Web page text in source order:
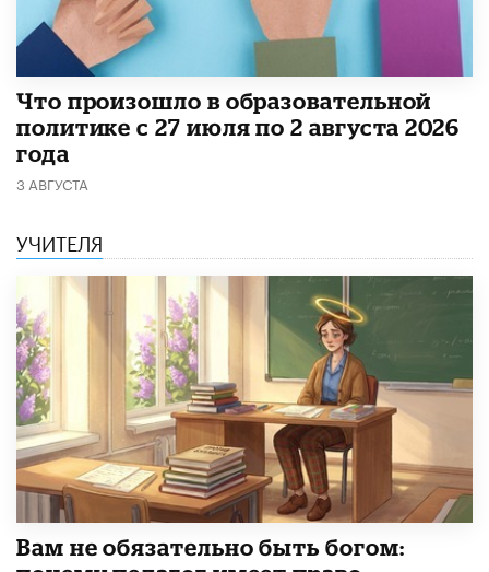
​Что произошло в образовательной
политике с 27 июля по 2 августа 2026
года
3 АВГУСТА
УЧИТЕЛЯ
​Вам не обязательно быть богом: